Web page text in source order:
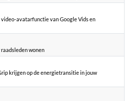
avatarfunctie van Google Vids en
wonen
krijgen op de energietransitie in jouw